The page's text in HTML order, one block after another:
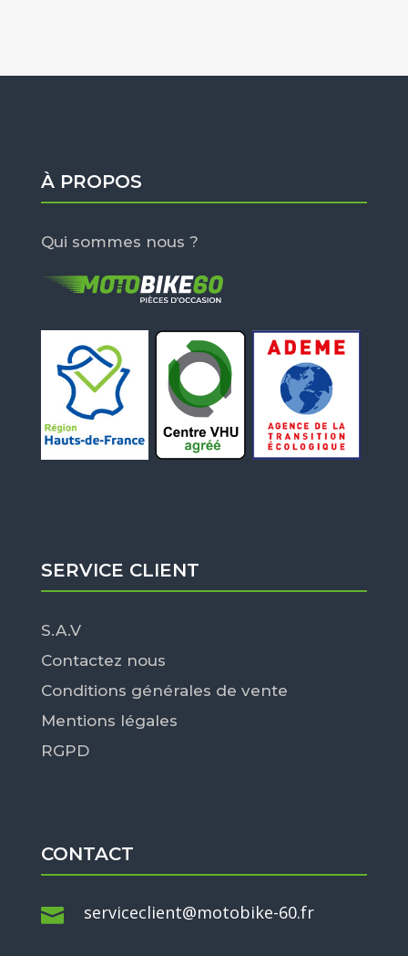
À PROPOS
Qui sommes nous ?
SERVICE CLIENT
S.A.V
Contactez nous
Conditions générales de vente
Mentions légales
RGPD
CONTACT
 serviceclient@motobike-60.fr